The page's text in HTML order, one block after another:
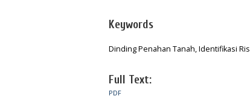
Keywords
Dinding Penahan Tanah, Identifikasi
Full Text:
PDF